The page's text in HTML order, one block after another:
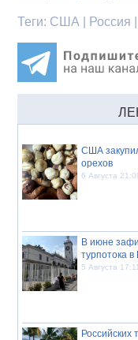
Теги: США | Россия |
США
орехов
6 Августа
В июне
турпотока в
5 Августа 17:11
Российских